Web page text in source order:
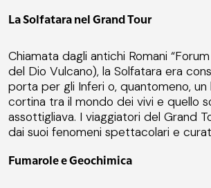
La Solfatara nel Grand Tour
Chiamata dagli antichi Romani
del Dio Vulcano), la Solfatara era
porta per gli Inferi o, quantomeno, un
cortina tra il mondo dei vivi e quello
assottigliava. I viaggiatori del Grand
dai suoi fenomeni spettacolari e
Fumarole e Geochimica